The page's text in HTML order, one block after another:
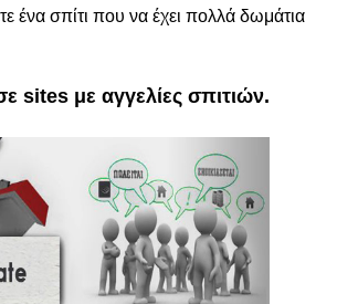
ένα σπίτι που να έχει πολλά δωμάτια
sites με αγγελίες σπιτιών.